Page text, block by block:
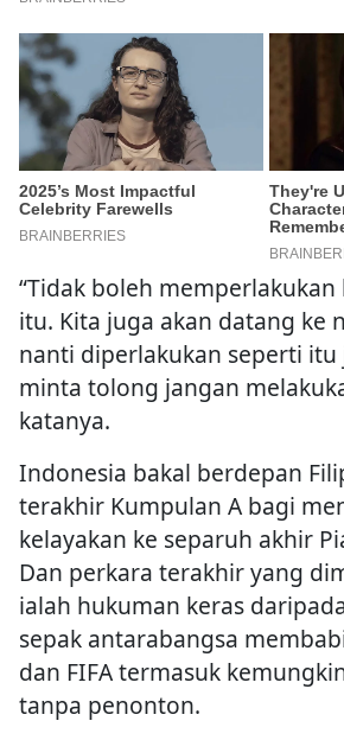
“Tidak boleh
itu. Kita juga akan datang ke
nanti diperlakukan seperti itu
minta tolong jangan
katanya.
Indonesia bakal berdepan
terakhir Kumpulan A bagi
kelayakan ke separuh akhir
Dan perkara terakhir yang
ialah hukuman keras
sepak antarabangsa
dan FIFA termasuk
tanpa penonton.